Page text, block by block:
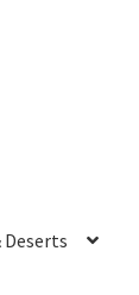
Deserts